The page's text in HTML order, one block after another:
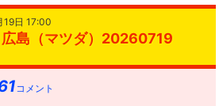
19日 17:00
島（マツダ）20260719
コメント